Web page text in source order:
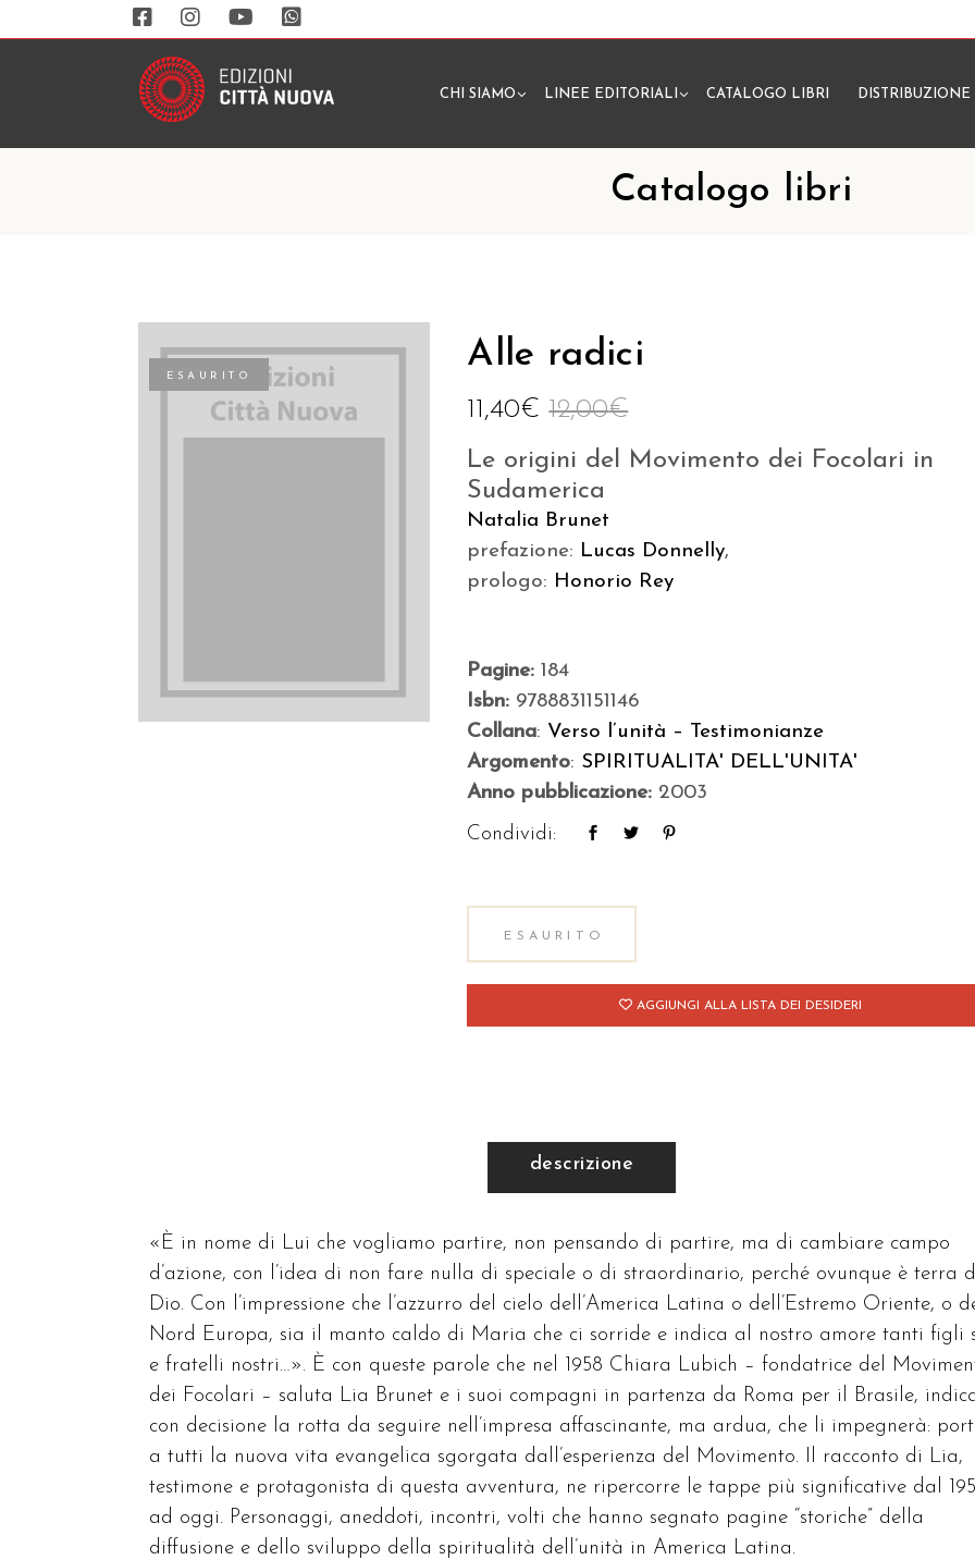
CHI SIAMO LINEE EDITORIALI CATALOGO LIBRI DISTRIBUZIONE
Catalogo libri
ESAURITO
Alle radici
12,00€
11,40€
Le origini del Movimento dei Focolari in
Sudamerica
Natalia Brunet
prefazione: Lucas Donnelly,
prologo: Honorio Rey
Pagine:184
Isbn: 9788831151146
Collana: Verso l’unità – Testimonianze
Argomento: SPIRITUALITA' DELL'UNITA'
Anno pubblicazione: 2003
Condividi:
ESAURITO
AGGIUNGI ALLA LISTA DEI DESIDERI
descrizione
«È in nome di Lui che vogliamo partire, non pensando di partire, ma di cambiare campo
d’azione, con l’idea di non fare nulla di speciale o di straordinario, perché ovunque è terra
Dio. Con l’impressione che l’azzurro del cielo dell’America Latina o dell’Estremo Oriente, o
Nord Europa, sia il manto caldo di Maria che ci sorride e indica al nostro amore tanti figli
e fratelli nostri…». È con queste parole che nel 1958 Chiara Lubich – fondatrice del
dei Focolari – saluta Lia Brunet e i suoi compagni in partenza da Roma per il Brasile,
con decisione la rotta da seguire nell’impresa affascinante, ma ardua, che li impegnerà:
a tutti la nuova vita evangelica sgorgata dall’esperienza del Movimento. Il racconto di Lia,
testimone e protagonista di questa avventura, ne ripercorre le tappe più significative dal
ad oggi. Personaggi, aneddoti, incontri, volti che hanno segnato pagine “storiche” della
diffusione e dello sviluppo della spiritualità dell’unità in America Latina.